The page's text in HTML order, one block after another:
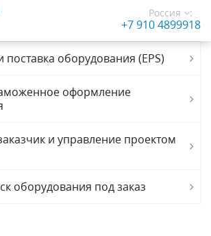
Россия
+7 910 4899918
:
оборудования (EPS)
оформление
и управление проектом
оборудования под заказ